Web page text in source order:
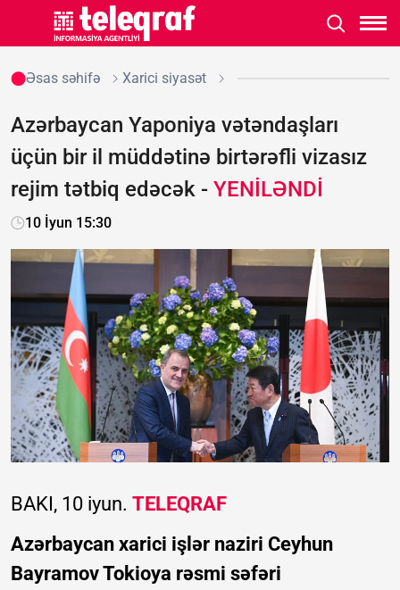
Əsas səhifə Xarici siyasət
Azərbaycan Yaponiya vətəndaşları
üçün bir il müddətinə birtərəfli vizasız
rejim tətbiq edəcək - YENİLƏNDİ
10 İyun 15:30
BAKI, 10 iyun. TELEQRAF
Azərbaycan xarici işlər naziri Ceyhun
Bayramov Tokioya rəsmi səfəri